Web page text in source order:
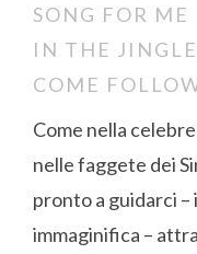
SONG FOR ME
IN THE
COME
Come nella
nelle faggete dei
pronto a guidarci –
immaginifica –